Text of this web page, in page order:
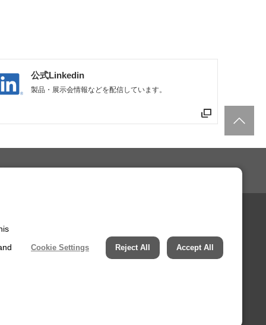
公式Linkedin
製品・展示会情報などを配信しています。
サポート・お問い合わせ
Cookie Settings Reject All Accept All